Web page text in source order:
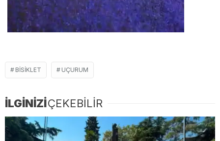
BISIKLET UÇURUM
İLGİNİZİÇEKEBİLİR